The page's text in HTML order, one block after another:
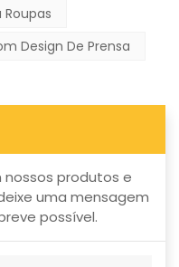
Design De Prensa
produtos e
uma mensagem
possível.